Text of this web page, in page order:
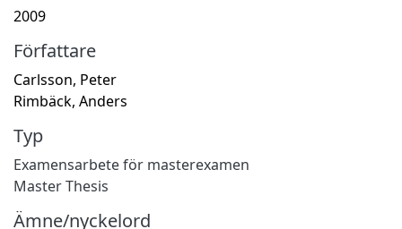
2009
Författare
Carlsson, Peter
Rimbäck, Anders
Typ
Examensarbete för masterexamen
Master Thesis
Ämne/nyckelord